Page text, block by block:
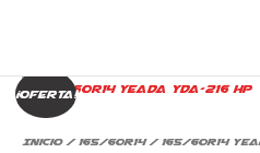
¡Oferta!
Inicio/165/60R14/ 165/60R14
El El
165/60R14
Yeada
Yda-